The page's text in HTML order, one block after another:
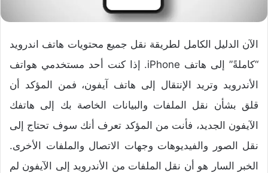
الآن الدليل الكامل لطريقة نقل جميع محتويات هاتف اندرويد
“كاملةً” إلى هاتف iPhone
. إذا كنت أحد مستخدمي هواتف
الأندرويد وتريد الإنتقال إلى هاتف آيفون، فمن المؤكد أن
قلق بشأن نقل الملفات والبيانات الخاصة بك إلى هاتفك
الآيفون الجديد، فأنت من المؤكد تعرف أنك سوف تحتاج إلى
نقل الصور والفيديوهات وجهات الاتصال والملفات الأخرى.
الخبر السار هو أن نقل الملفات من الأندرويد إلى الآيفون لم